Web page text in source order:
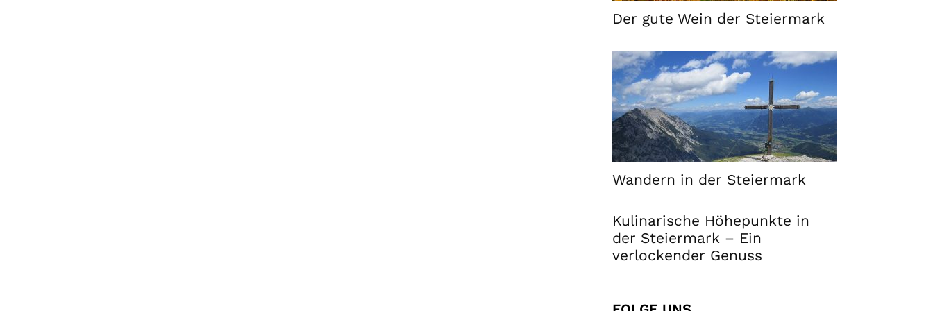
Der gute Wein der Steiermark
Wandern in der Steiermark
Kulinarische Höhepunkte in
der Steiermark – Ein
verlockender Genuss